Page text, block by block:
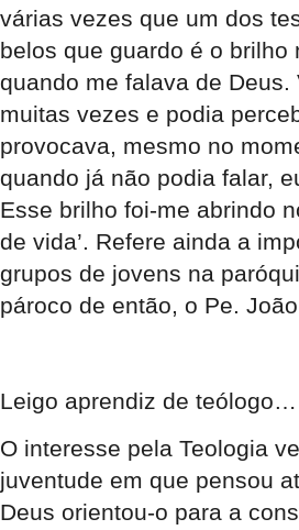
várias vezes que um dos
belos que guardo é o brilho
quando me falava de Deus.
muitas vezes e podia
provocava, mesmo no
quando já não podia falar,
Esse brilho foi-me abrindo
de vida’. Refere ainda a
grupos de jovens na
pároco de então, o Pe.
Leigo aprendiz de teólogo…
O interesse pela Teologia
juventude em que pensou
Deus orientou-o para a